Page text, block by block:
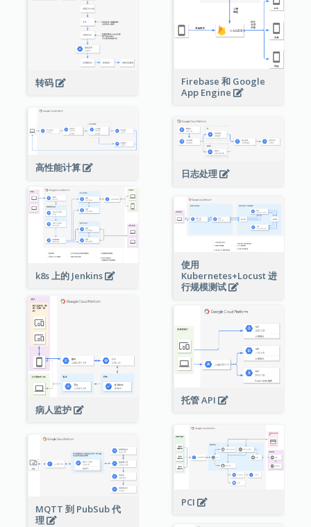
Firebase 和 Google
App Engine
转码
高性能计算
日志处理
k8s 上的 Jenkins
使用
Kubernetes+Locust 进
行规模测试
病人监护
托管 API
PCI
MQTT 到 PubSub 代
理